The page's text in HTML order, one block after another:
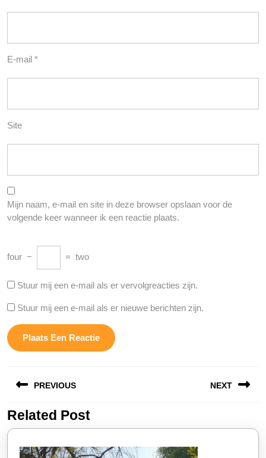
E-mail *
Site
Mijn naam, e-mail en site in deze browser opslaan voor de
volgende keer wanneer ik een reactie plaats.
four − = two
Stuur mij een e-mail als er vervolgreacties zijn.
Stuur mij een e-mail als er nieuwe berichten zijn.
PREVIOUS
Vorige
bericht:
NEXT
bericht:
Related Post